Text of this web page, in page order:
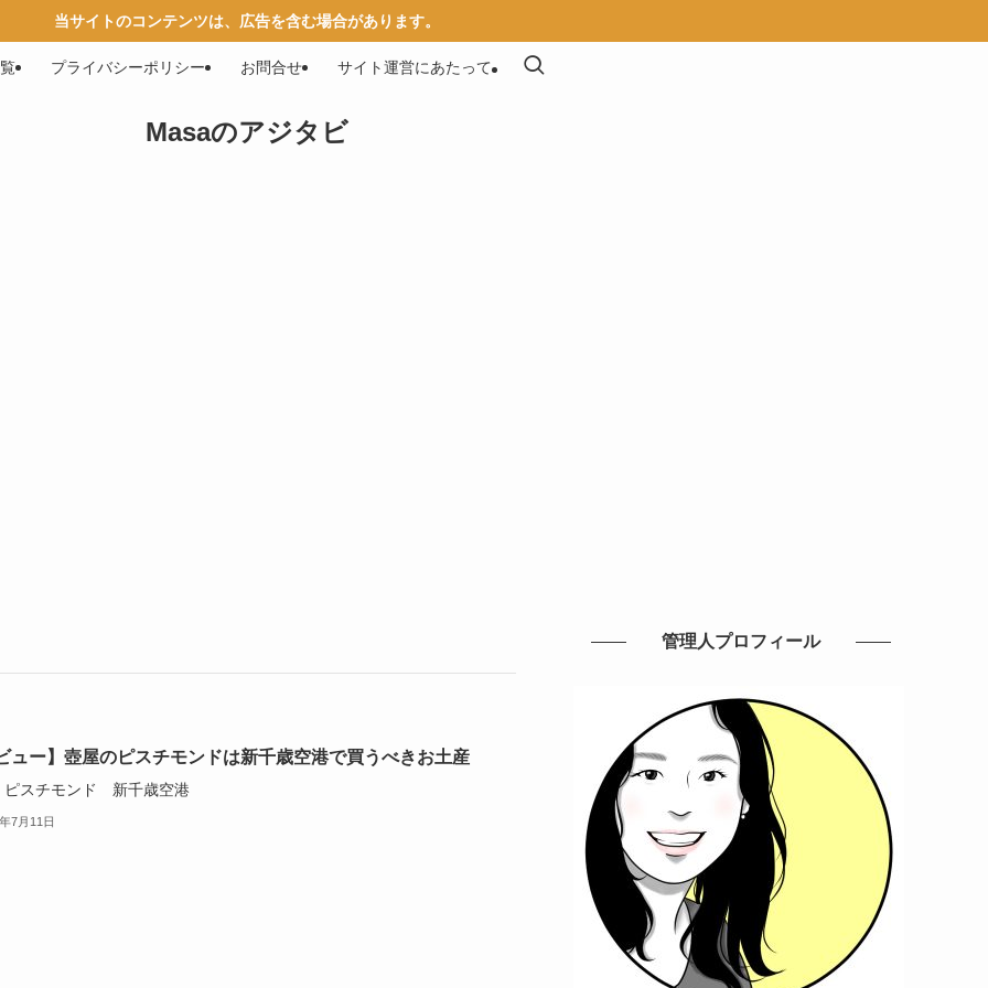
当サイトのコンテンツは、広告を含む場合があります。
Masaのアジタビ
プライバシーポリシー お問合せ サイト運営にあたって
ュー】壺屋のピスチモンドは新千歳空港で買うべきお土産
スチモンド 新千歳空港
7月11日
管理人プロフィール